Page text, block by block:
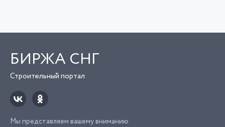
БИРЖА СНГ
Строительный портал
Мы представляем вашему вниманию